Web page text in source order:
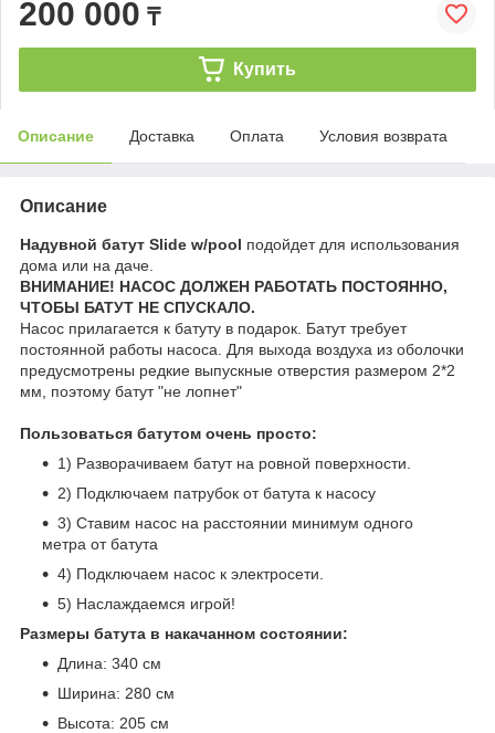
200 000 ₸
Купить
Описание Доставка Оплата Условия возврата
Описание
Надувной батут Slide w/pool подойдет для использования
дома или на даче.
ВНИМАНИЕ! НАСОС ДОЛЖЕН РАБОТАТЬ ПОСТОЯННО,
ЧТОБЫ БАТУТ НЕ СПУСКАЛО.
Насос прилагается к батуту в подарок. Батут требует
постоянной работы насоса. Для выхода воздуха из оболочки
предусмотрены редкие выпускные отверстия размером 2*2
мм, поэтому батут "не лопнет"
Пользоваться батутом очень просто:
1) Разворачиваем батут на ровной поверхности.
2) Подключаем патрубок от батута к насосу
3) Ставим насос на расстоянии минимум одного
метра от батута
4) Подключаем насос к электросети.
5) Наслаждаемся игрой!
Размеры батута в накачанном состоянии:
Длина: 340 см
Ширина: 280 см
Высота: 205 см